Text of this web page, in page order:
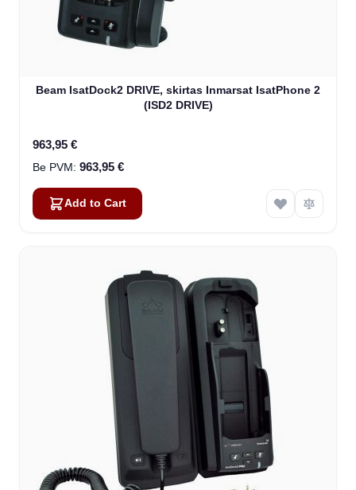
Beam IsatDock2 DRIVE, skirtas Inmarsat IsatPhone 2
(ISD2 DRIVE)
963,95 €
963,95 €
Add to Cart